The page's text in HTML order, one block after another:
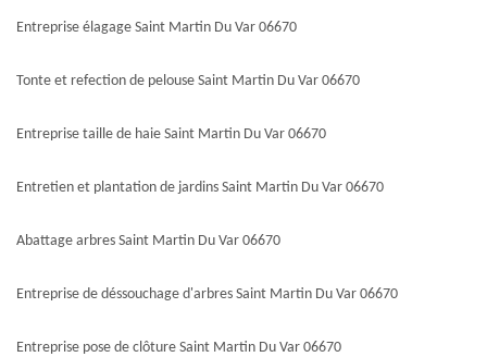
Entreprise élagage Saint Martin Du Var 06670
Tonte et refection de pelouse Saint Martin Du Var 06670
Entreprise taille de haie Saint Martin Du Var 06670
Entretien et plantation de jardins Saint Martin Du Var 06670
Abattage arbres Saint Martin Du Var 06670
Entreprise de déssouchage d'arbres Saint Martin Du Var 06670
Entreprise pose de clôture Saint Martin Du Var 06670